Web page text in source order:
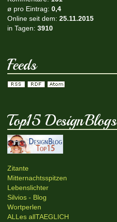
ø pro Eintrag: 0,4
Online seit dem: 25.11.2015
in Tagen: 3910
Feeds
Top15 DesignBlogs
Zitante
Mitternachtsspitzen
Lebenslichter
Silvios - Blog
Wortperlen
ALLes allTAEGLICH